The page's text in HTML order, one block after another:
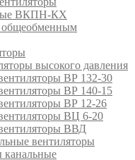
ВКПН-КХ
высокого давления
ВР 132-30
ВР 140-15
ВР 12-26
ВЦ 6-20
ВВД
вентиляторы
канальные